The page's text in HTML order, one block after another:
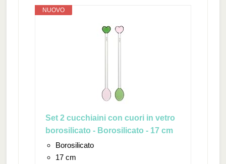
NUOVO
Set 2 cucchiaini con cuori in vetro
borosilicato - Borosilicato - 17 cm
Borosilicato
17 cm